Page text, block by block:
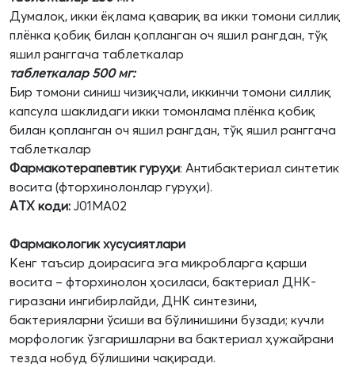
Думалоқ, икки ёқлама қавариқ ва икки томони силлиқ
плёнка қобиқ билан қопланган оч яшил рангдан, тўқ
яшил ранггача таблеткалар
таблеткалар 500 мг:
Бир томони синиш чизиқчали, иккинчи томони силлиқ
капсула шаклидаги икки томонлама плёнка қобиқ
билан қопланган оч яшил рангдан, тўқ яшил ранггача
таблеткалар
Фармакотерапевтик гуруҳи: Антибактериал синтетик
восита (фторхинолонлар гуруҳи).
АТХ коди: J01MA02
Фармакологик хусусиятлари
Кенг таъсир доирасига эга микробларга қарши
восита – фторхинолон ҳосиласи, бактериал ДНК-
гиразани ингибирлайди, ДНК синтезини,
бактерияларни ўсиши ва бўлинишини бузади; кучли
морфологик ўзгаришларни ва бактериал ҳужайрани
тезда нобуд бўлишини чақиради.